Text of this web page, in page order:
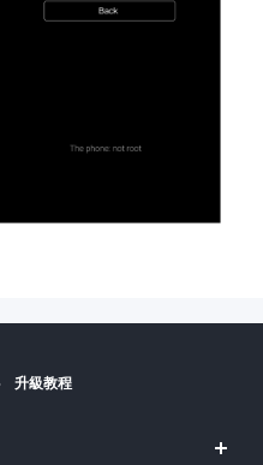
升級教程